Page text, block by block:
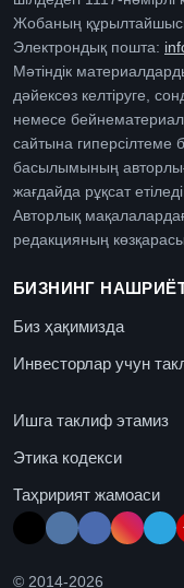
Жобаның
Электрондық пошта:
Мәтіндік
дәйексөз келтіруге,
немесе
сайтына гиперсілтеме
басылымының
жағдайда рұқсат етіледі.
Авторлық
редакцияның
БИЗНИНГ
Биз ҳақимизда
Инвесторлар учун
Ишга таклиф этамиз
Этика кодекси
Таҳририят жамоаси
© 2014-2026